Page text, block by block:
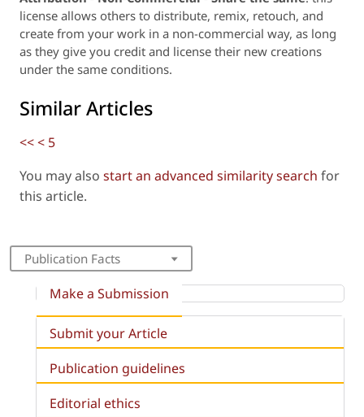
license allows others to distribute, remix, retouch, and
create from your work in a non-commercial way, as long
as they give you credit and license their new creations
under the same conditions.
Similar Articles
<<< 5
You may also start an advanced similarity search for
this article.
Publication Facts
Make a Submission
Submit your Article
Publication guidelines
Editorial ethics